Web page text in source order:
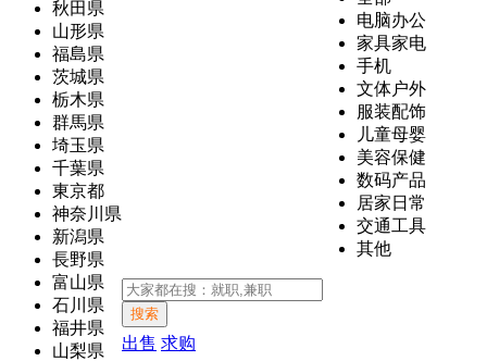
秋田県
山形県
福島県
茨城県
栃木県
群馬県
埼玉県
千葉県
東京都
神奈川県
新潟県
長野県
富山県
石川県
福井県
山梨県
电脑办公
家具家电
手机
文体户外
服装配饰
儿童母婴
美容保健
数码产品
居家日常
交通工具
其他
搜索
出售 求购